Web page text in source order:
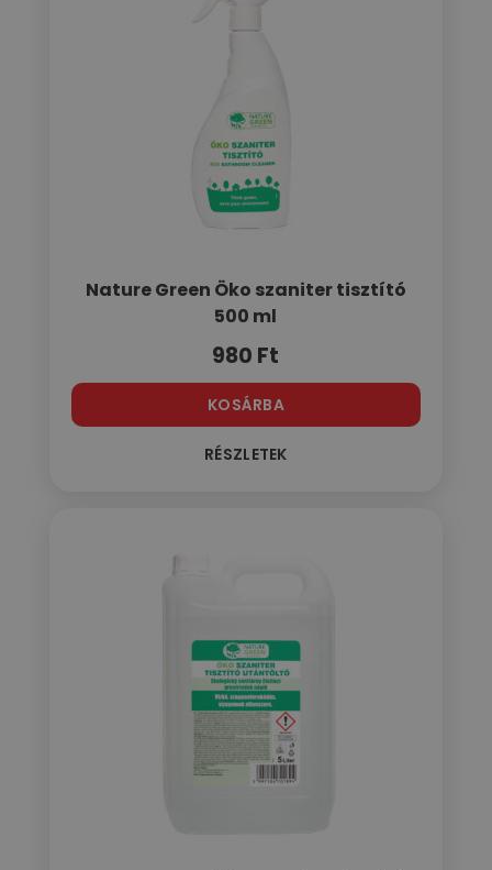
Nature Green Öko szaniter tisztító
500 ml
980 Ft
KOSÁRBA
RÉSZLETEK